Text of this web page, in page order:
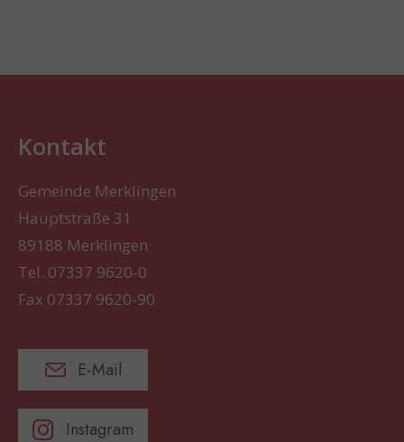
Kontakt
Gemeinde Merklingen
Hauptstraße 31
89188 Merklingen
Tel. 07337 9620-0
Fax 07337 9620-90
E-Mail
Instagram